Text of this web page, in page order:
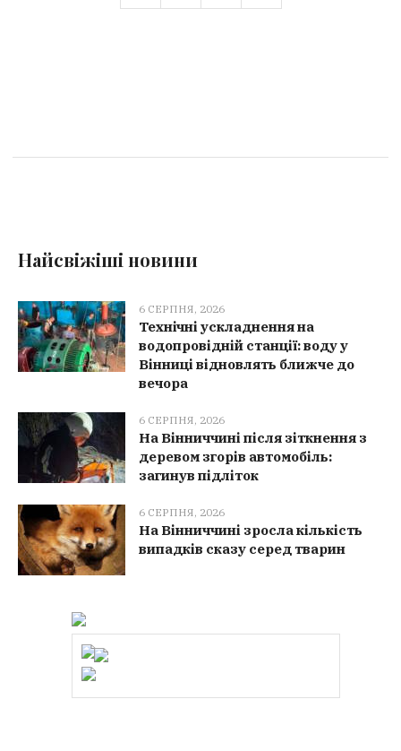
Найсвіжіші новини
6 СЕРПНЯ, 2026
Технічні ускладнення на
водопровідній станції: воду у
Вінниці відновлять ближче до
вечора
6 СЕРПНЯ, 2026
На Вінниччині після зіткнення з
деревом згорів автомобіль:
загинув підліток
6 СЕРПНЯ, 2026
На Вінниччині зросла кількість
випадків сказу серед тварин